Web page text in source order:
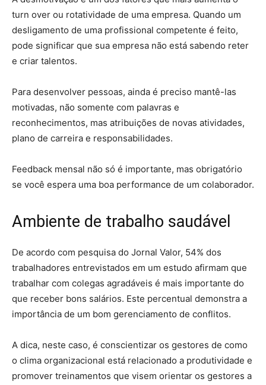
turn over ou rotatividade de uma empresa. Quando um
desligamento de uma profissional competente é feito,
pode significar que sua empresa não está sabendo reter
e criar talentos.
Para desenvolver pessoas, ainda é preciso mantê-las
motivadas, não somente com palavras e
reconhecimentos, mas atribuições de novas atividades,
plano de carreira e responsabilidades.
Feedback mensal não só é importante, mas obrigatório
se você espera uma boa performance de um colaborador.
Ambiente de trabalho saudável
De acordo com pesquisa do Jornal Valor, 54% dos
trabalhadores entrevistados em um estudo afirmam que
trabalhar com colegas agradáveis é mais importante do
que receber bons salários. Este percentual demonstra a
importância de um bom gerenciamento de conflitos.
A dica, neste caso, é conscientizar os gestores de como
o clima organizacional está relacionado a produtividade e
promover treinamentos que visem orientar os gestores a